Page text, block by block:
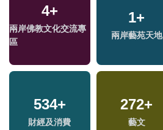
4+
兩岸佛教文化交流專
區
1+
兩岸藝苑天地
534+
財經及消費
272+
藝文